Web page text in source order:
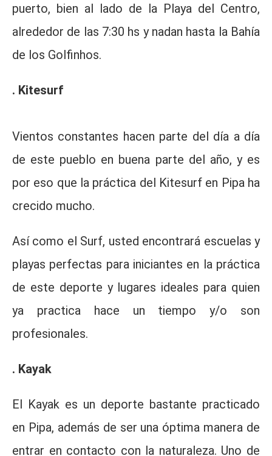
puerto, bien al lado de la Playa del Centro,
alrededor de las 7:30 hs y nadan hasta la Bahía
de los Golfinhos.
. Kitesurf
Vientos constantes hacen parte del día a día
de este pueblo en buena parte del año, y es
por eso que la práctica del Kitesurf en Pipa ha
crecido mucho.
Así como el Surf, usted encontrará escuelas y
playas perfectas para iniciantes en la práctica
de este deporte y lugares ideales para quien
ya practica hace un tiempo y/o son
profesionales.
. Kayak
El Kayak es un deporte bastante practicado
en Pipa, además de ser una óptima manera de
entrar en contacto con la naturaleza. Uno de